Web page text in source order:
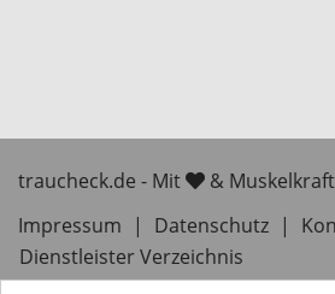
traucheck.de - Mit
&
Impressum
| Datenschutz |
Dienstleister Verzeichnis